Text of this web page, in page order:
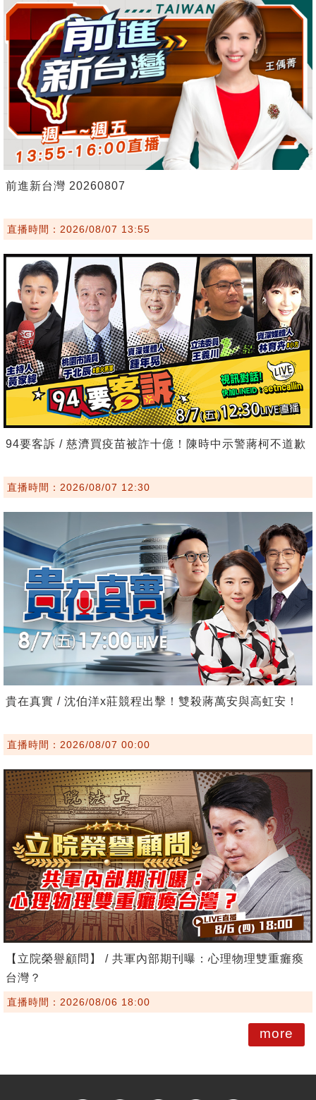
前進新台灣 20260807
直播時間：2026/08/07 13:55
94要客訴 / 慈濟買疫苗被詐十億！陳時中示警蔣柯不道歉
直播時間：2026/08/07 12:30
貴在真實 / 沈伯洋x莊競程出擊！雙殺蔣萬安與高虹安！
直播時間：2026/08/07 00:00
【立院榮譽顧問】 / 共軍內部期刊曝：心理物理雙重癱瘓
台灣？
直播時間：2026/08/06 18:00
more